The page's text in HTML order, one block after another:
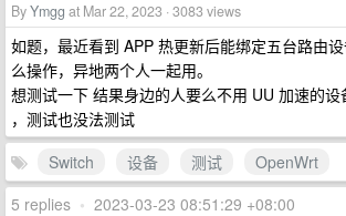
ByYmgg at Mar 22, 2023 · 3083 views
如题，最近看到 APP 热更新后能绑定五台路由
么操作，异地两个人一起用。
想测试一下 结果身边的人要么不用 UU 加速的
，测试也没法测试
Switch
设备 测试
OpenWrt
5 replies • 2023-03-23 08:51:29 +08:00